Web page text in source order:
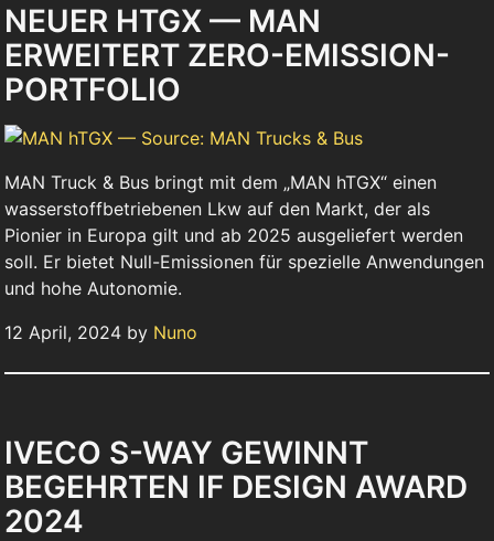
NEUER HTGX — MAN
ERWEITERT ZERO-EMISSION-
PORTFOLIO
MAN Truck & Bus bringt mit dem „MAN hTGX“ einen
wasserstoffbetriebenen Lkw auf den Markt, der als
Pionier in Europa gilt und ab 2025 ausgeliefert werden
soll. Er bietet Null-Emissionen für spezielle Anwendungen
und hohe Autonomie.
12 April, 2024 by Nuno
IVECO S-WAY GEWINNT
BEGEHRTEN IF DESIGN AWARD
2024